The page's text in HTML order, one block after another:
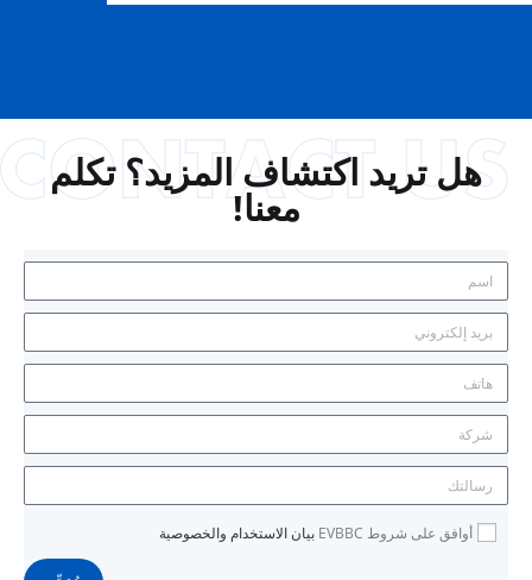
هل تريد اكتشاف المزيد؟ تكلم
معنا!
أوافق على شروط EVBBC بيان الاستخدام والخصوصية